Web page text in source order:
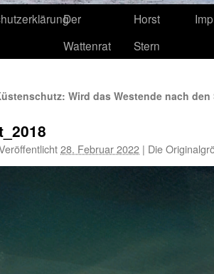
Der
Wattenrat
Horst
Stern
Wird das Westende nach
28. Februar 2022 | Die